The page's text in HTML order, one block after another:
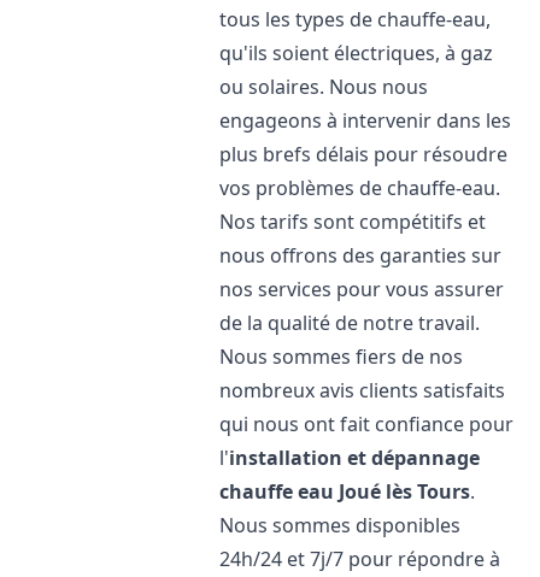
tous les types de chauffe-eau,
qu'ils soient électriques, à gaz
ou solaires. Nous nous
engageons à intervenir dans les
plus brefs délais pour résoudre
vos problèmes de chauffe-eau.
Nos tarifs sont compétitifs et
nous offrons des garanties sur
nos services pour vous assurer
de la qualité de notre travail.
Nous sommes fiers de nos
nombreux avis clients satisfaits
qui nous ont fait confiance pour
l'installation et dépannage
chauffe eau Joué lès Tours.
Nous sommes disponibles
24h/24 et 7j/7 pour répondre à